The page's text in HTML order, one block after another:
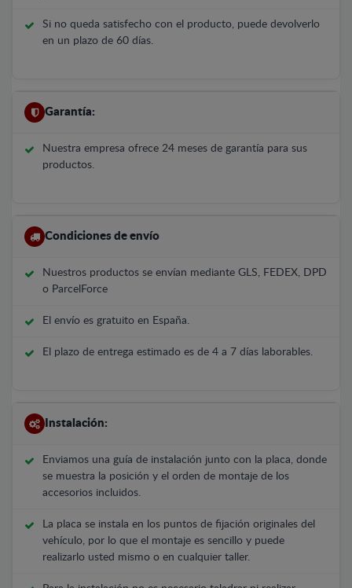
Si no queda satisfecho con el producto, puede devolverlo
en un plazo de 60 días.
Garantía:
Nuestra empresa ofrece 24 meses de garantía para sus
productos.
Condiciones de envío
Nuestros productos se envían mediante GLS, FEDEX, DPD
o ParcelForce
El envío es gratuito en España.
El plazo de entrega estimado es de 4 a 7 días laborables.
Instalación:
Enviamos una guía de instalación junto con la placa, donde
se muestra la posición y el orden de montaje de los
accesorios incluidos.
La placa se instala en los puntos de fijación originales del
vehículo, por lo que el montaje es sencillo y puede
realizarlo usted mismo o en cualquier taller.